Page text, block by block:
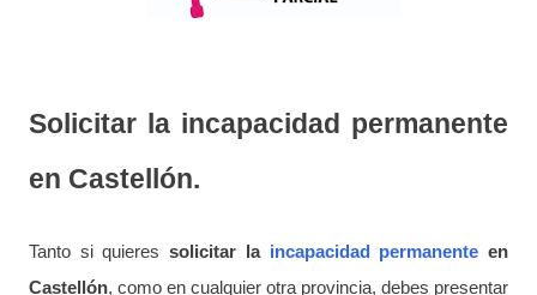
Solicitar la incapacidad permanente
en Castellón.
Tanto si quieressolicitar la incapacidad permanente en
Castellón, como en cualquier otra provincia, debes presentar